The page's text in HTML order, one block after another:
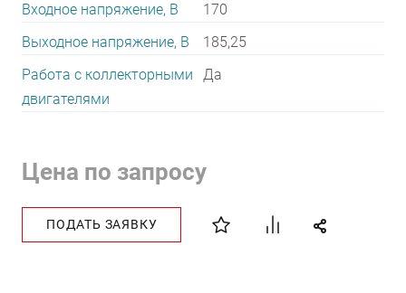
Входное напряжение, В
170
Выходное напряжение, В
185,25
Работа с коллекторными
двигателями
Да
Цена по запросу
ПОДАТЬ ЗАЯВКУ